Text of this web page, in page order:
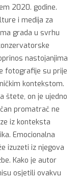
2020. godine.
i medija za
grada u svrhu
nastojanjima
fotografije su prije
kontekstom.
štete, on je ujedno
promatrač ne
iz konteksta
Emocionalna
izuzeti iz njegova
Kako je autor
osjetili ovakvu